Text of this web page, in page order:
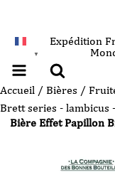
▼
Expédition
Accueil / Bières /
Brett series -
Bière Effet Papillon